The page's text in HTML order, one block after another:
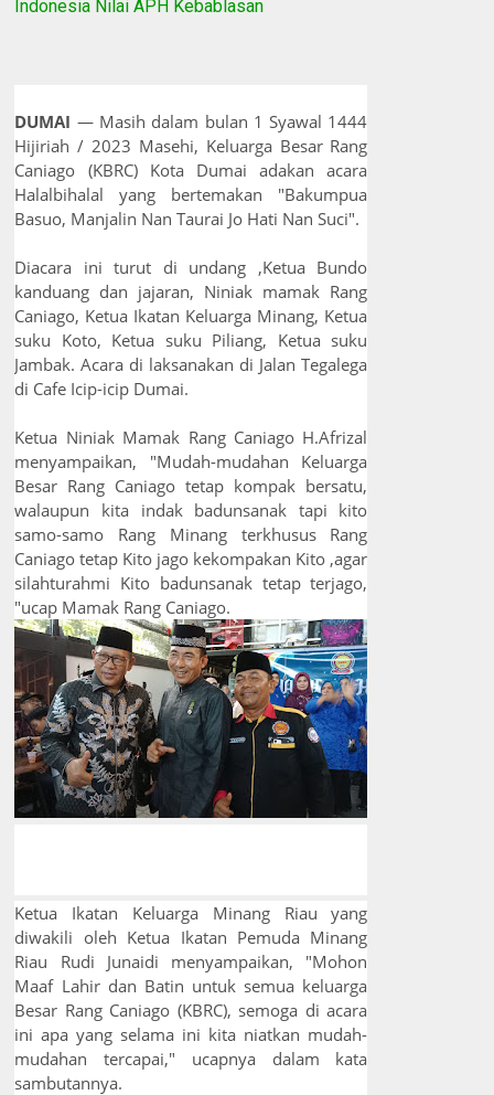
Indonesia Nilai APH Kebablasan
DUMAI — Masih dalam bulan 1 Syawal 1444
Hijiriah / 2023 Masehi, Keluarga Besar Rang
Caniago (KBRC) Kota Dumai adakan acara
Halalbihalal yang bertemakan "Bakumpua
Basuo, Manjalin Nan Taurai Jo Hati Nan Suci".
Diacara ini turut di undang ,Ketua Bundo
kanduang dan jajaran, Niniak mamak Rang
Caniago, Ketua Ikatan Keluarga Minang, Ketua
suku Koto, Ketua suku Piliang, Ketua suku
Jambak. Acara di laksanakan di Jalan Tegalega
di Cafe Icip-icip Dumai.
Ketua Niniak Mamak Rang Caniago H.Afrizal
menyampaikan, "Mudah-mudahan Keluarga
Besar Rang Caniago tetap kompak bersatu,
walaupun kita indak badunsanak tapi kito
samo-samo Rang Minang terkhusus Rang
Caniago tetap Kito jago kekompakan Kito ,agar
silahturahmi Kito badunsanak tetap terjago,
"ucap Mamak Rang Caniago.
Ketua Ikatan Keluarga Minang Riau yang
diwakili oleh Ketua Ikatan Pemuda Minang
Riau Rudi Junaidi menyampaikan, "Mohon
Maaf Lahir dan Batin untuk semua keluarga
Besar Rang Caniago (KBRC), semoga di acara
ini apa yang selama ini kita niatkan mudah-
mudahan tercapai," ucapnya dalam kata
sambutannya.